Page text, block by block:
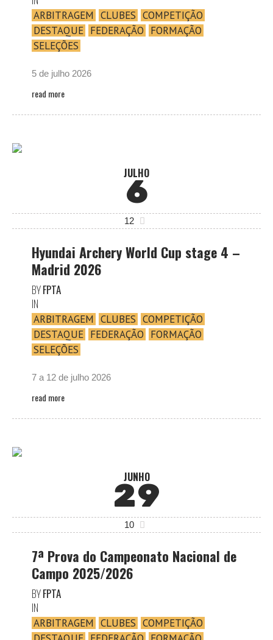
ARBITRAGEM CLUBES COMPETIÇÃO
DESTAQUE FEDERAÇÃO FORMAÇÃO
SELEÇÕES
5 de julho 2026
read more
JULHO
6
12
Hyundai Archery World Cup stage 4 –
Madrid 2026
BYFPTA
IN
ARBITRAGEM CLUBES COMPETIÇÃO
DESTAQUE FEDERAÇÃO FORMAÇÃO
SELEÇÕES
7 a 12 de julho 2026
read more
JUNHO
29
10
7ª Prova do Campeonato Nacional de
Campo 2025/2026
BYFPTA
IN
ARBITRAGEM CLUBES COMPETIÇÃO